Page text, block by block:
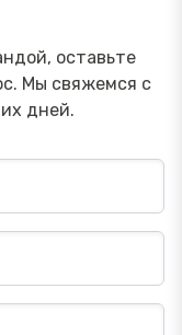
оставьте
Мы свяжемся с
дней.